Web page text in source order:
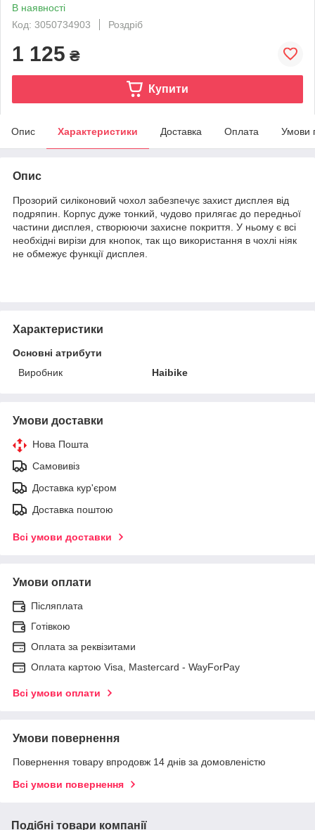
В наявності
Код: 3050734903
Роздріб
1 125 ₴
Купити
Опис Характеристики Доставка Оплата Умови
Опис
Прозорий силіконовий чохол забезпечує захист дисплея від
подряпин. Корпус дуже тонкий, чудово прилягає до передньої
частини дисплея, створюючи захисне покриття. У ньому є всі
необхідні вирізи для кнопок, так що використання в чохлі ніяк
не обмежує функції дисплея.
Характеристики
Основні атрибути
Виробник
Haibike
Умови доставки
Нова Пошта
Самовивіз
Доставка кур'єром
Доставка поштою
Всі умови доставки
Умови оплати
Післяплата
Готівкою
Оплата за реквізитами
Оплата картою Visa, Mastercard - WayForPay
Всі умови оплати
Умови повернення
Повернення товару впродовж 14 днів за домовленістю
Всі умови повернення
Подібні товари компанії